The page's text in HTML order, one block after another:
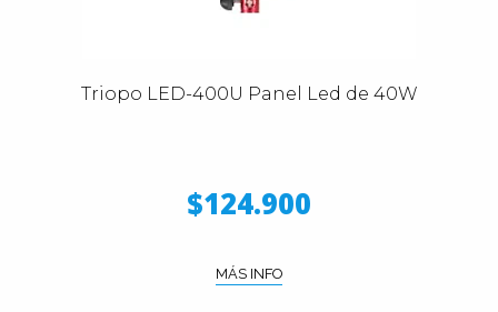
Triopo LED-400U Panel Led de 40W
$124.900
MÁS INFO